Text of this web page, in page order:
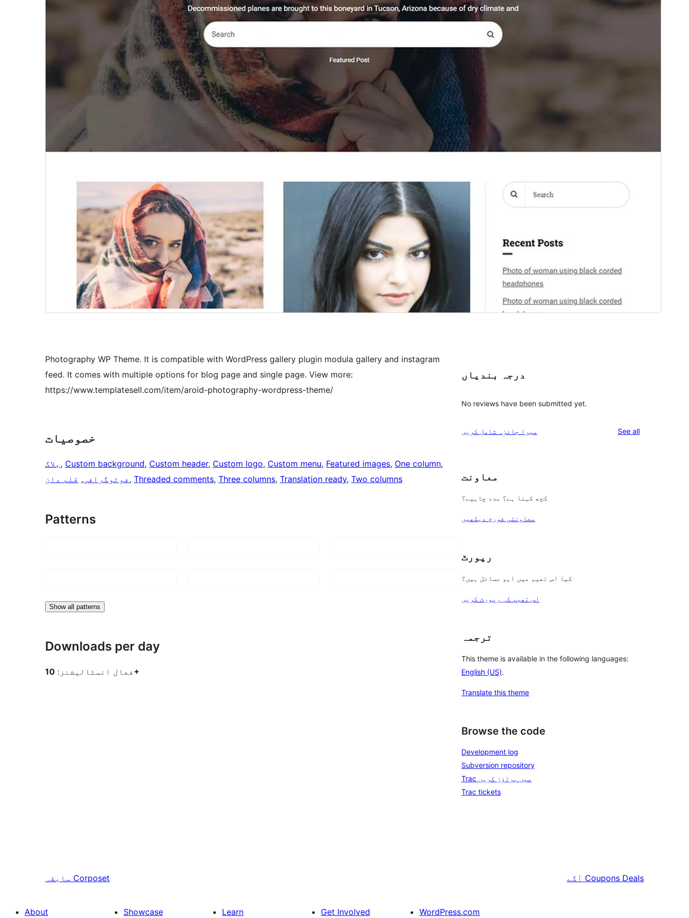
Photography WP Theme. It is compatible with WordPress gallery plugin modula gallery and instagram
feed. It comes with multiple options for blog page and single page. View more:
https://www.templatesell.com/item/aroid-photography-wordpress-theme/
خصوصیات
بلاگ , Custom background, Custom header, Custom logo, Custom menu, Featured images, One column
فوٹوگرافی, قلم دان , Threaded comments, Three columns, Translation ready, Two columns
Patterns
Show all patterns
Downloads per day
فعال انسٹالیشنز: 10+
درجہ بندیاں
No reviews have been submitted yet.
میرا جائزہ شامل کریں See allreviews
معاونت
کچھ کہنا ہے؟ مدد چاہیے؟
معاونتی فورم دیکھیں
رپورٹ
کیا اس تھیم میں اہم مسائل ہیں؟
اس تھیم کی رپورٹ کریں
ترجمہ
This theme is available in the following languages:
English (US).
Translate this theme
Browse the code
Development log
Subversion repository
Trac میں براؤز کریں
Trac tickets
سابقہ Corposet آگے Coupons Deals
About Showcase Learn Get Involved WordPress.com